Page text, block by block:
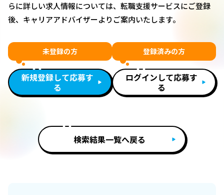
らに詳しい求人情報については、転職支援サービスにご登録
後、キャリアアドバイザーよりご案内いたします。
未登録の方
新規登録して応募す
る
登録済みの方
ログインして応募す
る
検索結果一覧へ戻る